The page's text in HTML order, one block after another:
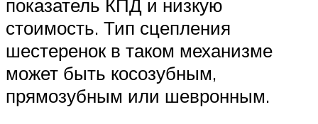
показатель КПД и низкую
стоимость. Тип сцепления
шестеренок в таком механизме
может быть косозубным,
прямозубным или шевронным.